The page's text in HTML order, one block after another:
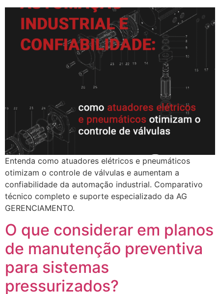
Entenda como atuadores elétricos e pneumáticos
otimizam o controle de válvulas e aumentam a
confiabilidade da automação industrial. Comparativo
técnico completo e suporte especializado da AG
GERENCIAMENTO.
O que considerar em planos
de manutenção preventiva
para sistemas
pressurizados?